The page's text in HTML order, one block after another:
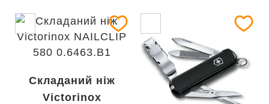
Складаний ніж
Victorinox